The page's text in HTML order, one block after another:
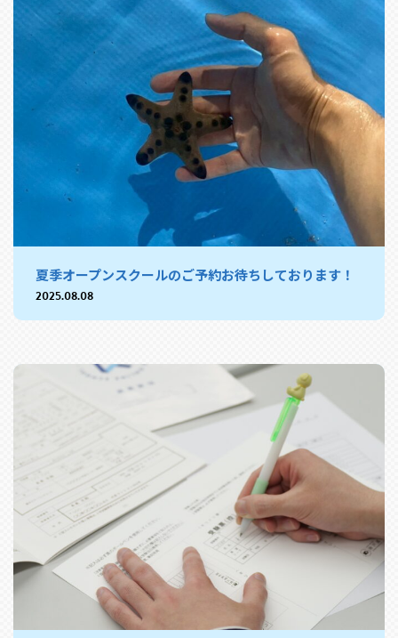
夏季オープンスクールのご予約お待ちしております！
2025.08.08